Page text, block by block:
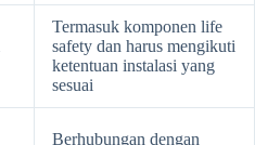
Termasuk komponen life
safety dan harus mengikuti
ketentuan instalasi yang
sesuai
Berhubungan dengan